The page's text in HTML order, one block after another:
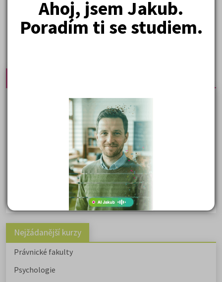
Ahoj, jsem Jakub.
Poradím ti se studiem.
Učebnice a testy právnické fakulty
Psychologie - podklady pro přijímačky
Přijímací zkoušky z matematiky na VŠE Praha
Řešení otázek Policejní akademie
Politologie - testy na přijímačky VŠ
Sociologie - testy na přijímačky VŠ
Biologie - testy na přij. zk. z medicíny
Nejžádanější kurzy
Právnické fakulty
Psychologie